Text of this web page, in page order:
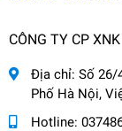
CÔNG TY CP
Địa chỉ: Số 26/
Phố Hà Nội,
Hotline: